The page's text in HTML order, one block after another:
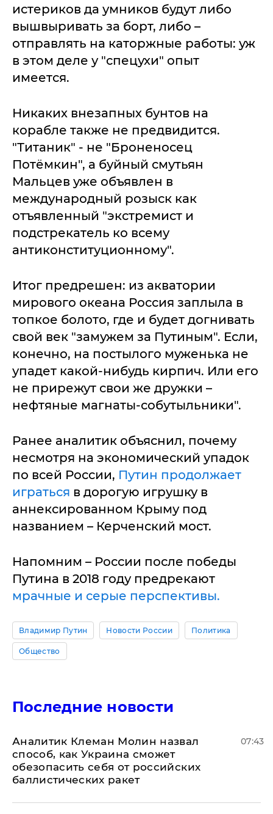
истериков да умников будут либо
вышвыривать за борт, либо –
отправлять на каторжные работы: уж
в этом деле у "спецухи" опыт
имеется.
Никаких внезапных бунтов на
корабле также не предвидится.
"Титаник" - не "Броненосец
Потёмкин", а буйный смутьян
Мальцев уже объявлен в
международный розыск как
отъявленный "экстремист и
подстрекатель ко всему
антиконституционному".
Итог предрешен: из акватории
мирового океана Россия заплыла в
топкое болото, где и будет догнивать
свой век "замужем за Путиным". Если,
конечно, на постылого муженька не
упадет какой-нибудь кирпич. Или его
не прирежут свои же дружки –
нефтяные магнаты-собутыльники".
Ранее аналитик объяснил, почему
несмотря на экономический упадок
по всей России, Путин продолжает
играться в дорогую игрушку в
аннексированном Крыму под
названием – Керченский мост.
Напомним – России после победы
Путина в 2018 году предрекают
мрачные и серые перспективы.
Владимир Путин Новости России Политика
Общество
Последние новости
Аналитик Клеман Молин назвал
способ, как Украина сможет
обезопасить себя от российских
баллистических ракет
07:43